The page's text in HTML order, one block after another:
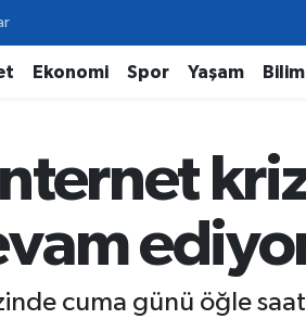
Ekonomi Spor Yaşam
cuma günü öğle